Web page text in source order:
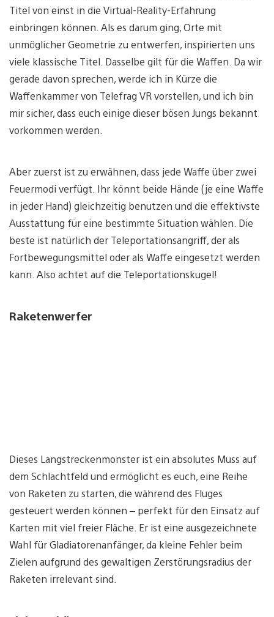
Titel von einst in die Virtual-Reality-Erfahrung
einbringen können. Als es darum ging, Orte mit
unmöglicher Geometrie zu entwerfen, inspirierten uns
viele klassische Titel. Dasselbe gilt für die Waffen. Da wir
gerade davon sprechen, werde ich in Kürze die
Waffenkammer von Telefrag VR vorstellen, und ich bin
mir sicher, dass euch einige dieser bösen Jungs bekannt
vorkommen werden.
Aber zuerst ist zu erwähnen, dass jede Waffe über zwei
Feuermodi verfügt. Ihr könnt beide Hände (je eine Waffe
in jeder Hand) gleichzeitig benutzen und die effektivste
Ausstattung für eine bestimmte Situation wählen. Die
beste ist natürlich der Teleportationsangriff, der als
Fortbewegungsmittel oder als Waffe eingesetzt werden
kann. Also achtet auf die Teleportationskugel!
Raketenwerfer
Dieses Langstreckenmonster ist ein absolutes Muss auf
dem Schlachtfeld und ermöglicht es euch, eine Reihe
von Raketen zu starten, die während des Fluges
gesteuert werden können – perfekt für den Einsatz auf
Karten mit viel freier Fläche. Er ist eine ausgezeichnete
Wahl für Gladiatorenanfänger, da kleine Fehler beim
Zielen aufgrund des gewaltigen Zerstörungsradius der
Raketen irrelevant sind.